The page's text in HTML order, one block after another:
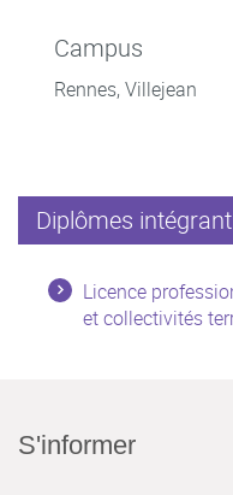
Campus
Rennes, Villejean
Diplômes
Licence
et collectivités
S'informer